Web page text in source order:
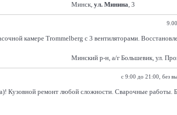
Минск, ул. Минина, 3
камере Trommelberg с 3 вентиляторами.
Минский р-н, а/г Большевик, ул.
с 9:00 до 21:00, без
Кузовной ремонт любой сложности. Сварочные работы.